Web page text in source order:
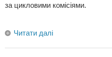
за цикловими комісіями.
Читати далі